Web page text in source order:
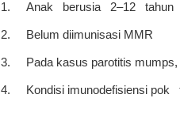
1. Anak berusia 2–12 tahun
2. Belum diimunisasi MMR
3. Pada kasus parotitis
4. Kondisi imunodefisiensi pok